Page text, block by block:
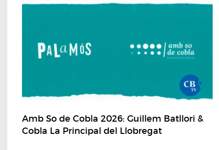
Amb So de Cobla 2026: Guillem Batllori &
Cobla La Principal del Llobregat